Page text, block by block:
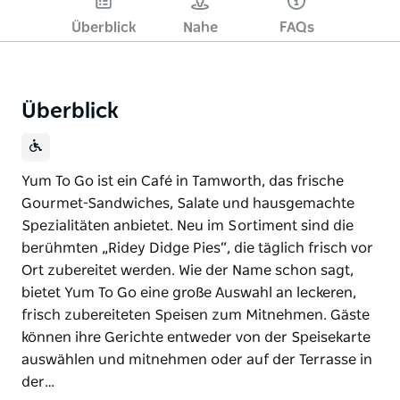
Überblick Nahe FAQs
Überblick
Yum To Go ist ein Café in Tamworth, das frische
Gourmet-Sandwiches, Salate und hausgemachte
Spezialitäten anbietet. Neu im Sortiment sind die
berühmten „Ridey Didge Pies“, die täglich frisch vor
Ort zubereitet werden. Wie der Name schon sagt,
bietet Yum To Go eine große Auswahl an leckeren,
frisch zubereiteten Speisen zum Mitnehmen. Gäste
können ihre Gerichte entweder von der Speisekarte
auswählen und mitnehmen oder auf der Terrasse in
der…